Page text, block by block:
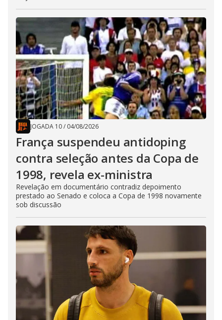
JOGADA 10/ 04/08/2026
França suspendeu antidoping
contra seleção antes da Copa de
1998, revela ex-ministra
Revelação em documentário contradiz depoimento
prestado ao Senado e coloca a Copa de 1998 novamente
sob discussão